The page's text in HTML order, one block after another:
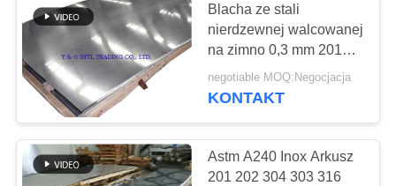
PO
FABRYCE
KONTROLA
JAKOŚCI
SKONTAKTUJ
Rury ze stali
nierdzewnej
51
Blacha ze stali
nierdzewnej walcowanej
na zimno 0,3 mm 201
304 316 316l 409
negotiable MOQ:Negocjacja
KONTAKT
Astm A240 Inox Arkusz
201 202 304 303 316